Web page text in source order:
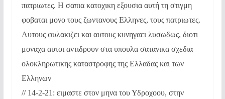
πατριωτες. Η σαπια κατοχικη εξουσια αυτή τη στιγμη
φοβαται μονο τους ζωντανους Ελληνες, τους πατριωτες.
Αυτους φυλακιζει και αυτους κυνηγαει λυσωδως, διοτι
μοναχα αυτοι αντιδρουν στα υπουλα σατανικα σχεδια
ολοκληρωτικης καταστροφης της Ελλαδας και των
Ελληνων
// 14-2-21: ειμαστε στον μηνα του Υδροχοου, στην